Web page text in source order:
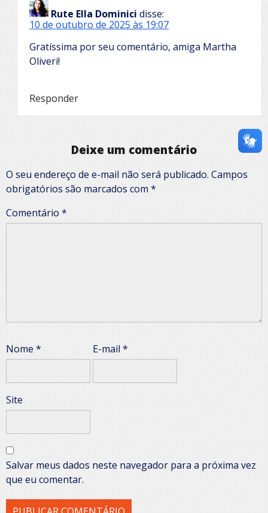
Rute Ella Dominici disse:
10 de outubro de 2025 às 19:07
Gratíssima por seu comentário, amiga Martha
Oliveri!
Responder
Deixe um comentário
O seu endereço de e-mail não será publicado. Campos
obrigatórios são marcados com *
Comentário *
Nome* E-mail *
Site
Salvar meus dados neste navegador para a próxima vez
que eu comentar.